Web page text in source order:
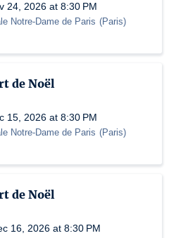
24, 2026 at 8:30 PM
Notre-Dame de Paris (Paris)
de Noël
15, 2026 at 8:30 PM
Notre-Dame de Paris (Paris)
de Noël
16, 2026 at 8:30 PM